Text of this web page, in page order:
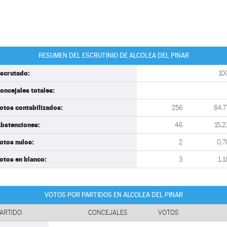
RESUMEN DEL ESCRUTINIO DE ALCOLEA DEL PINAR
totales:
contabilizados: 256
46
nulos: 2
en blanco: 3
VOTOS POR PARTIDOS EN ALCOLEA DEL PINAR
CONCEJALES VOTOS